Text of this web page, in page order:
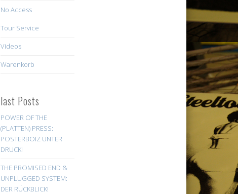
No Access
Tour Service
Videos
Warenkorb
last Posts
POWER OF THE
(PLATTEN) PRESS:
POSTERBOIZ UNTER
DRUCK!
THE PROMISED END &
UNPLUGGED SYSTEM:
DER RÜCKBLICK!